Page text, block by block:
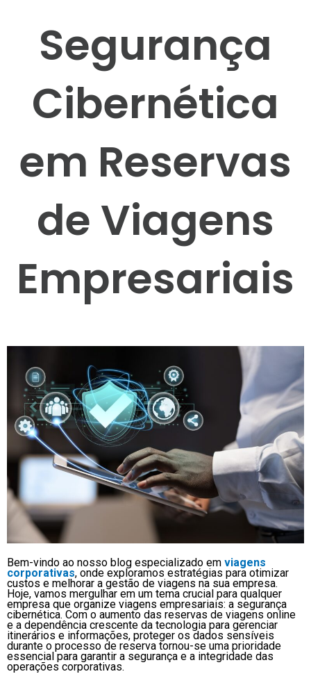
Segurança
Cibernética
em Reservas
de Viagens
Empresariais
Bem-vindo ao nosso blog especializado em viagens
corporativas, onde exploramos estratégias para otimizar
custos e melhorar a gestão de viagens na sua empresa.
Hoje, vamos mergulhar em um tema crucial para qualquer
empresa que organize viagens empresariais: a segurança
cibernética. Com o aumento das reservas de viagens online
e a dependência crescente da tecnologia para gerenciar
itinerários e informações, proteger os dados sensíveis
durante o processo de reserva tornou-se uma prioridade
essencial para garantir a segurança e a integridade das
operações corporativas.